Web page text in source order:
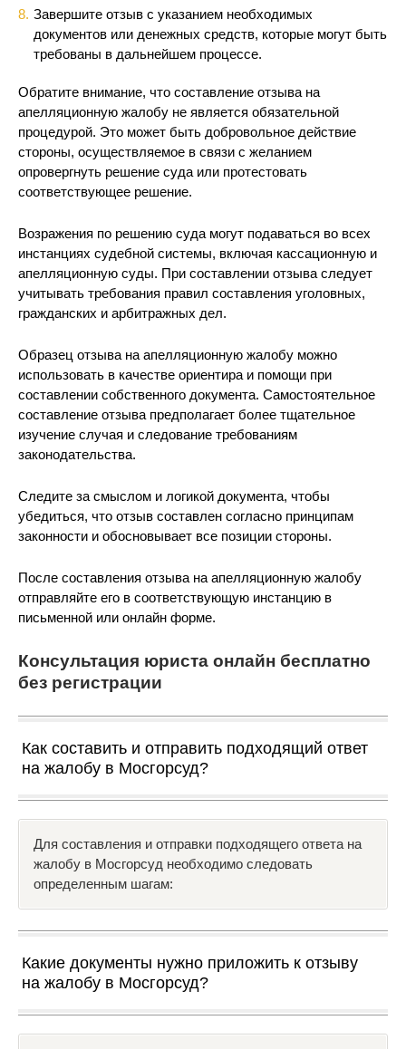
Завершите отзыв с указанием необходимых
документов или денежных средств, которые могут быть
требованы в дальнейшем процессе.
Обратите внимание, что составление отзыва на
апелляционную жалобу не является обязательной
процедурой. Это может быть добровольное действие
стороны, осуществляемое в связи с желанием
опровергнуть решение суда или протестовать
соответствующее решение.
Возражения по решению суда могут подаваться во всех
инстанциях судебной системы, включая кассационную и
апелляционную суды. При составлении отзыва следует
учитывать требования правил составления уголовных,
гражданских и арбитражных дел.
Образец отзыва на апелляционную жалобу можно
использовать в качестве ориентира и помощи при
составлении собственного документа. Самостоятельное
составление отзыва предполагает более тщательное
изучение случая и следование требованиям
законодательства.
Следите за смыслом и логикой документа, чтобы
убедиться, что отзыв составлен согласно принципам
законности и обосновывает все позиции стороны.
После составления отзыва на апелляционную жалобу
отправляйте его в соответствующую инстанцию в
письменной или онлайн форме.
Консультация юриста онлайн бесплатно
без регистрации
Как составить и отправить подходящий ответ
на жалобу в Мосгорсуд?
Для составления и отправки подходящего ответа на
жалобу в Мосгорсуд необходимо следовать
определенным шагам:
Какие документы нужно приложить к отзыву
на жалобу в Мосгорсуд?